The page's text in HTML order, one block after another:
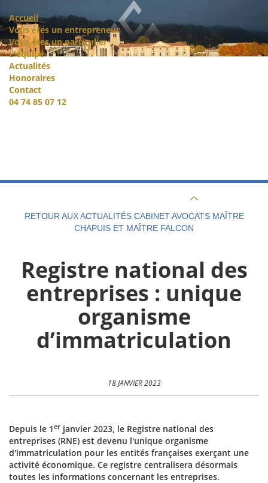
Accueil
Vous êtes un entrepreneur
Vous êtes un particulier
L'équipe
Actualités
Honoraires
Contact
04 74 85 07 12
RETOUR AUX ACTUALITÉS CABINET AVOCATS MAÎTRE
CHAPUIS ET MAÎTRE FALCON
Registre national des
entreprises : unique
organisme
d’immatriculation
18 JANVIER 2023
Depuis le 1er janvier 2023, le Registre national des
entreprises (RNE) est devenu l'unique organisme
d'immatriculation pour les entités françaises exerçant une
activité économique. Ce registre centralisera désormais
toutes les informations concernant les entreprises.